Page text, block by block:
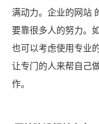
满动力。企业的网站
要靠很多人的努力。
也可以考虑使用专业
让专门的人来帮自己
作。